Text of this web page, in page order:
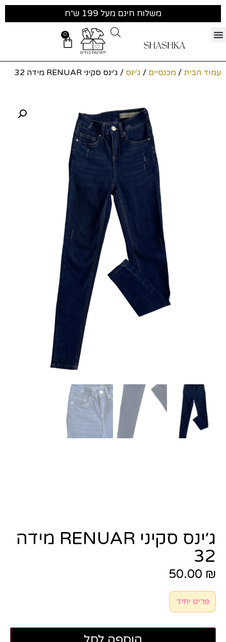
משלוח חינם מעל 199 ש״ח
0
עמוד הבית / מכנסיים / ג'ינס / ג׳ינס סקיני RENUAR מידה 32
ג׳ינס סקיני RENUAR מידה
32
50.00 ₪
פריט יחיד